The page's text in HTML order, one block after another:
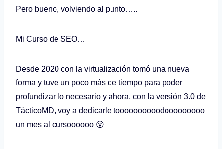
Pero bueno, volviendo al punto…..
Mi Curso de SEO…
Desde 2020 con la virtualización tomó una nueva
forma y tuve un poco más de tiempo para poder
profundizar lo necesario y ahora, con la versión 3.0 de
TácticoMD, voy a dedicarle toooooooooodooooooooo
un mes al cursoooooo 😮